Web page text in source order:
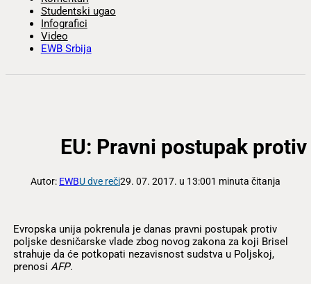
Studentski ugao
Infografici
Video
EWB Srbija
EU: Pravni postupak
Autor: EWBU dve reči29. 07. 2017. u 13:001 minuta čitanja
Evropska unija pokrenula je danas pravni postupak protiv
poljske desničarske vlade zbog novog zakona za koji Brisel
strahuje da će potkopati nezavisnost sudstva u Poljskoj,
prenosi AFP.